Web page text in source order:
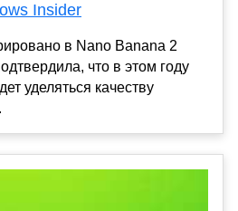
Insider
в Nano Banana 2
что в этом году
уделяться качеству